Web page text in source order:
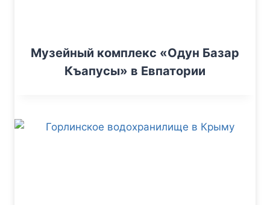
Музейный комплекс «Одун Базар
Къапусы» в Евпатории